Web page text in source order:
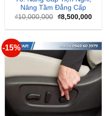
Nâng Tầm Đẳng Cấp
₫10,000,000 Giá
gốc
là:
₫8,500,000Giá
tại
-15%